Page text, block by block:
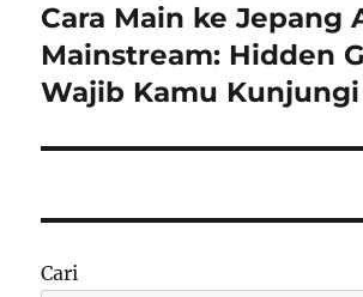
Next
post:
Cara Main ke Jepang
Mainstream: Hidden
Wajib Kamu Kunjungi
Cari